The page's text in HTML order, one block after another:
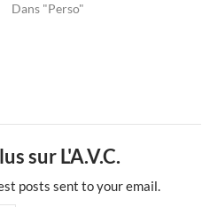
Dans "Perso"
sur L'A.V.C.
posts sent to your email.